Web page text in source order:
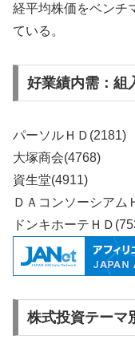
経平均株価をベンチ
ている。
好業績内需：組
パーソルＨＤ(2181)
大塚商会(4768)
資生堂(4911)
ＤＡコンソーシアム
ドンキホーテＨＤ
株式投資テーマ